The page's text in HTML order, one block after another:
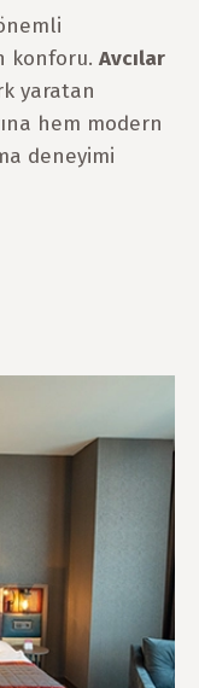
konforu. Avcılar
yaratan
hem modern
deneyimi